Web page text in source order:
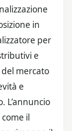
in
per
e
mercato
e
L’annuncio
il